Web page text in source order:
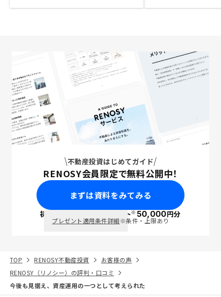
不動産投資はじめてガイド
RENOSY会員限定で無料公開中！
まずは資料をみてみる
初回面談で ポイント※50,000円分
プレゼント適用条件詳細※条件・上限あり
TOP RENOSY不動産投資
お客様の声
RENOSY（リノシー）の評判・口コミ
今後も見据え、資産運用の一つとして考えられた